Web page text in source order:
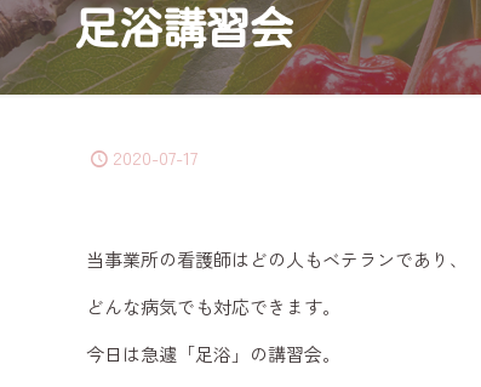
足浴講習会
2020-07-17
当事業所の看護師はどの人もベテランであり、
どんな病気でも対応できます。
今日は急遽「足浴」の講習会。